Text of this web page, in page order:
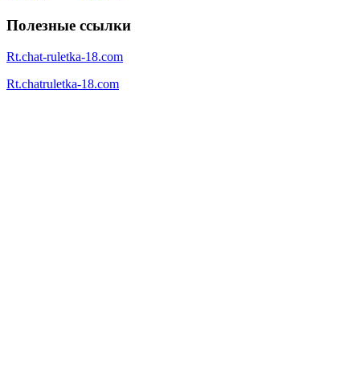
Полезные ссылки
Rt.chat-ruletka-18.com
Rt.chatruletka-18.com